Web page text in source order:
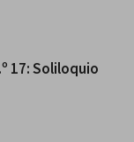
17: Soliloquio